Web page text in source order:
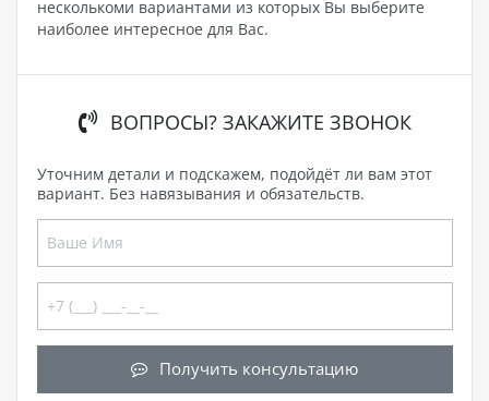
несколькоми вариантами из которых Вы выберите
наиболее интересное для Вас.
ВОПРОСЫ? ЗАКАЖИТЕ ЗВОНОК
Уточним детали и подскажем, подойдёт ли вам этот
вариант. Без навязывания и обязательств.
Получить консультацию